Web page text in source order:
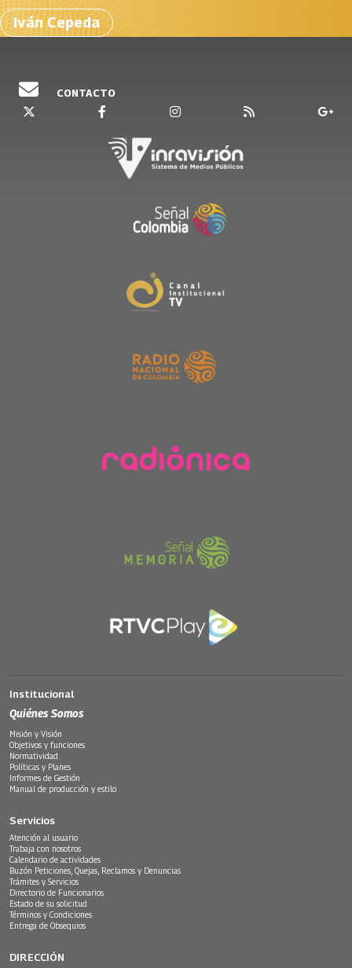
Iván Cepeda
CONTACTO
Institucional
Quiénes Somos
Misión y Visión
Objetivos y funciones
Normatividad
Políticas y Planes
Informes de Gestión
Manual de producción y estilo
Servicios
Atención al usuario
Trabaja con nosotros
Calendario de actividades
Buzón Peticiones, Quejas, Reclamos y Denuncias
Trámites y Servicios
Directorio de Funcionarios
Estado de su solicitud
Términos y Condiciones
Entrega de Obsequios
DIRECCIÓN